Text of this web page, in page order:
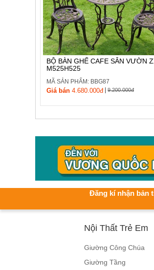
BỘ BÀN GHẾ CAFE SÂN VƯỜN
M525H525
MÃ SẢN PHẨM: BBG87
Giá bán 4.680.000đ| 9.200.000đ
Đăng kí nhận bản
Nội Thất Trẻ Em
Giường Công Chúa
Giường Tầng